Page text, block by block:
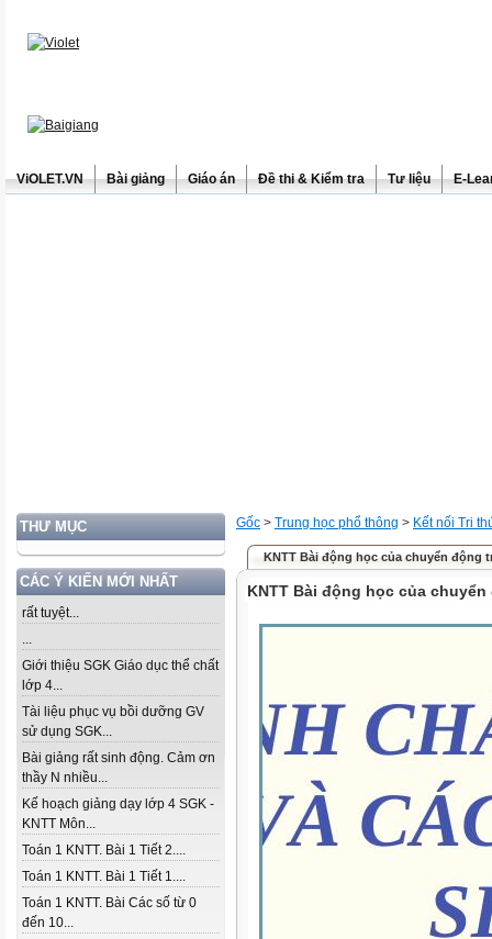
ViOLET.VN Bài giảng Giáo án Đề thi & Kiểm tra Tư liệu E-
THƯ MỤC
CÁC Ý KIẾN MỚI NHẤT
rất tuyệt...
...
Giới thiệu SGK Giáo dục thể chất
lớp 4...
Tài liệu phục vụ bồi dưỡng GV
sử dụng SGK...
Bài giảng rất sinh động. Cảm ơn
thầy N nhiều...
Kế hoạch giảng dạy lớp 4 SGK -
KNTT Môn...
Toán 1 KNTT. Bài 1 Tiết 2....
Toán 1 KNTT. Bài 1 Tiết 1....
Toán 1 KNTT. Bài Các số từ 0
đến 10...
Gốc > Trung học phổ thông > Kết nối Tri
KNTT Bài động học của chuyển động
KNTT Bài động học của